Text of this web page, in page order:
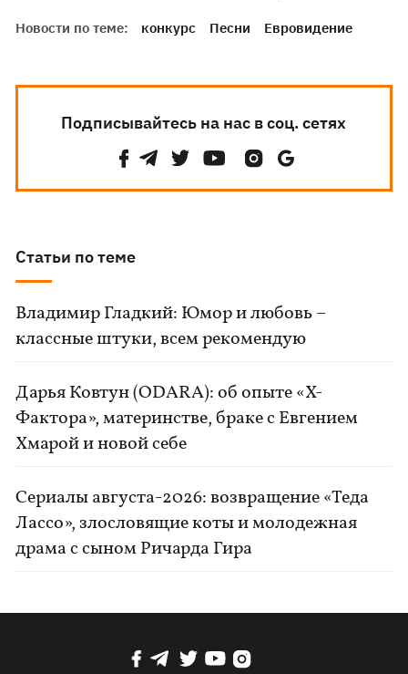
Новости по теме: конкурс Песни Евровидение
Подписывайтесь на нас в соц. сетях
Статьи по теме
Владимир Гладкий: Юмор и любовь –
классные штуки, всем рекомендую
Дарья Ковтун (ODARA): об опыте «Х-
Фактора», материнстве, браке с Евгением
Хмарой и новой себе
Сериалы августа-2026: возвращение «Теда
Лассо», злословящие коты и молодежная
драма с сыном Ричарда Гира